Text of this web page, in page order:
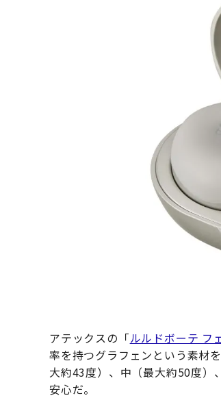
アテックスの「ルルドボーテ フ
率を持つグラフェンという素材
大約43度）、中（最大約50度）
安心だ。